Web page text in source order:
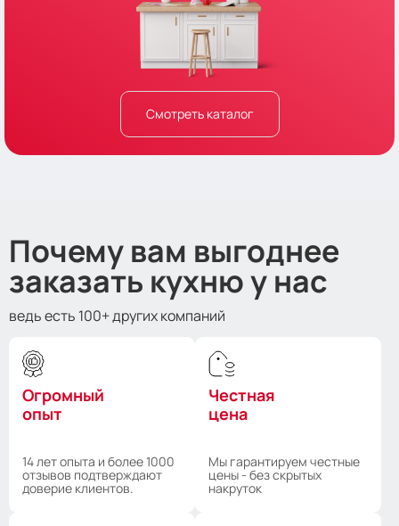
Смотреть каталог
Почему вам выгоднее
заказать кухню у нас
ведь есть 100+ других компаний
Огромный
опыт
14 лет опыта и более 1000
отзывов подтверждают
доверие клиентов.
Честная
цена
Мы гарантируем честные
цены - без скрытых
накруток